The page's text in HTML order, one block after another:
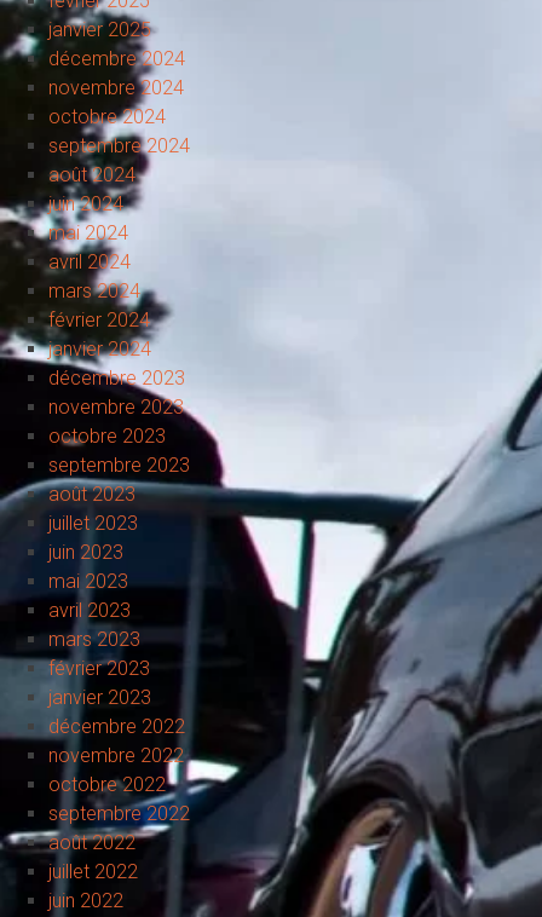
janvier 2025
décembre 2024
novembre 2024
octobre 2024
septembre 2024
août 2024
juin 2024
mai 2024
avril 2024
mars 2024
février 2024
janvier 2024
décembre 2023
novembre 2023
octobre 2023
septembre 2023
août 2023
juillet 2023
juin 2023
mai 2023
avril 2023
mars 2023
février 2023
janvier 2023
décembre 2022
novembre 2022
octobre 2022
septembre 2022
août 2022
juillet 2022
juin 2022